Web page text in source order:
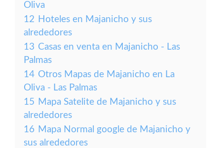
Oliva
12 Hoteles en Majanicho y sus
alrededores
13 Casas en venta en Majanicho - Las
Palmas
14 Otros Mapas de Majanicho en La
Oliva - Las Palmas
15 Mapa Satelite de Majanicho y sus
alrededores
16 Mapa Normal google de Majanicho y
sus alrededores